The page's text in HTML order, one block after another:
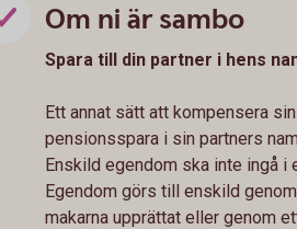
Om ni är sambo
Spara till din partner i hens
Ett annat sätt att kompensera
pensionsspara i sin partners
Enskild egendom ska inte ingå i
Egendom görs till enskild
makarna upprättat eller genom